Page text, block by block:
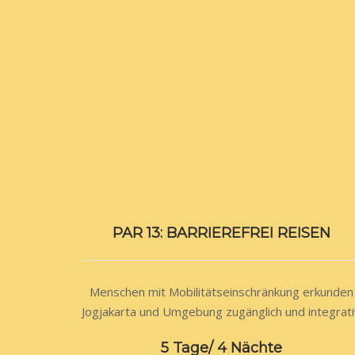
PAR 13: BARRIEREFREI REISEN
Menschen mit Mobilitätseinschränkung erkunden
Jogjakarta und Umgebung zugänglich und
5 Tage/ 4 Nächte